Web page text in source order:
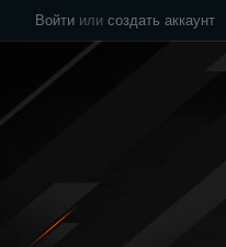
Войти или создать аккаунт